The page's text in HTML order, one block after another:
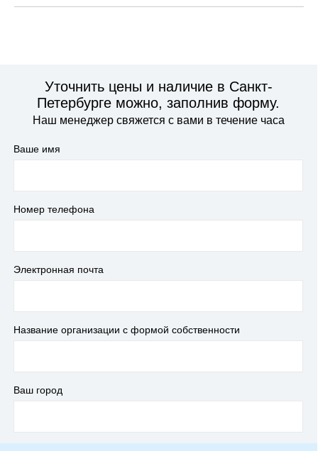
Уточнить цены и наличие в Санкт-
Петербурге можно, заполнив форму.
Наш менеджер свяжется с вами в течение часа
Ваше имя
Номер телефона
Электронная почта
Название организации с формой собственности
Ваш город